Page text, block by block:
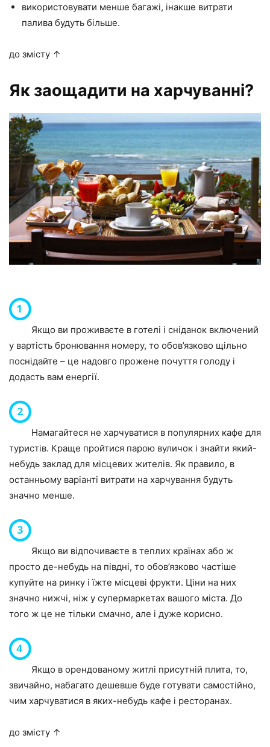
використовувати менше багажі, інакше витрати
палива будуть більше.
до змісту ↑
Як заощадити на харчуванні?
Якщо ви проживаєте в готелі і сніданок включений
у вартість бронювання номеру, то обов’язково щільно
поснідайте – це надовго прожене почуття голоду і
додасть вам енергії.
Намагайтеся не харчуватися в популярних кафе для
туристів. Краще пройтися парою вуличок і знайти який-
небудь заклад для місцевих жителів. Як правило, в
останньому варіанті витрати на харчування будуть
значно менше.
Якщо ви відпочиваєте в теплих країнах або ж
просто де-небудь на півдні, то обов’язково частіше
купуйте на ринку і їжте місцеві фрукти. Ціни на них
значно нижчі, ніж у супермаркетах вашого міста. До
того ж це не тільки смачно, але і дуже корисно.
Якщо в орендованому житлі присутній плита, то,
звичайно, набагато дешевше буде готувати самостійно,
чим харчуватися в яких-небудь кафе і ресторанах.
до змісту ↑